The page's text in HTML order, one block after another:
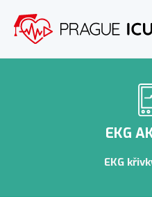
EKG
EKG